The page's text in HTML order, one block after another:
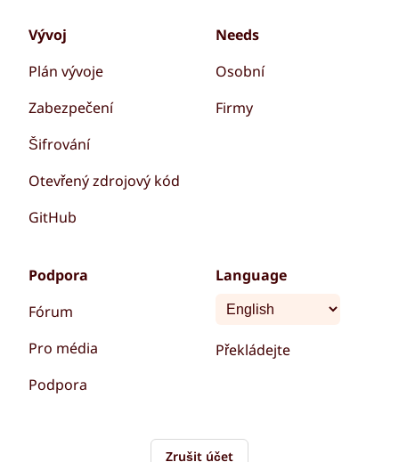
Vývoj
Plán vývoje
Zabezpečení
Šifrování
Otevřený zdrojový kód
GitHub
Needs
Osobní
Firmy
Podpora
Fórum
Pro média
Podpora
Language
Překládejte
Zrušit účet